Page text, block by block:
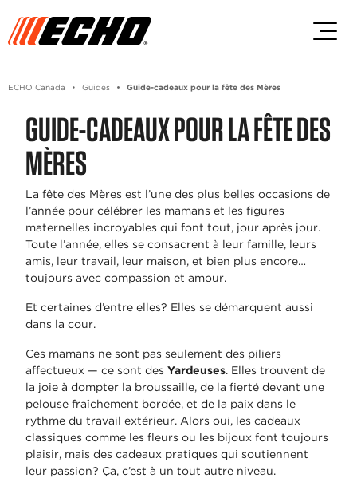
ECHO Canada Guides Guide-cadeaux pour la fête des Mères
GUIDE-CADEAUX POUR LA FÊTE DES
MÈRES
La fête des Mères est l’une des plus belles occasions de
l’année pour célébrer les mamans et les figures
maternelles incroyables qui font tout, jour après jour.
Toute l’année, elles se consacrent à leur famille, leurs
amis, leur travail, leur maison, et bien plus encore…
toujours avec compassion et amour.
Et certaines d’entre elles? Elles se démarquent aussi
dans la cour.
Ces mamans ne sont pas seulement des piliers
affectueux — ce sont des Yardeuses. Elles trouvent de
la joie à dompter la broussaille, de la fierté devant une
pelouse fraîchement bordée, et de la paix dans le
rythme du travail extérieur. Alors oui, les cadeaux
classiques comme les fleurs ou les bijoux font toujours
plaisir, mais des cadeaux pratiques qui soutiennent
leur passion? Ça, c’est à un tout autre niveau.